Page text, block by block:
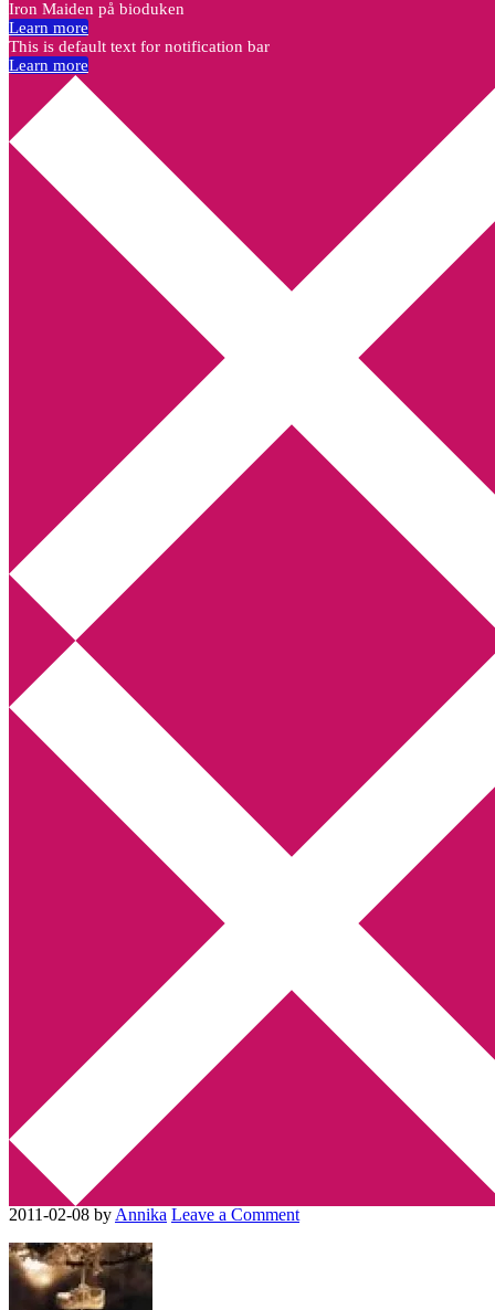
Annikas litteratur- och kulturblogg
Deckare, kriminalromaner, thrillers
Hem
Boktolva
Författarfemman
Kontakt
Webbshop Amazon
Utskriftscentralen
Min tv-blogg
You are here:Home B.Wahlström
Recension: Dolda fel och
brister av Elsebeth Egholm
Recension: Dolda fel och
brister av Elsebeth Egholm
2011-02-08 by Annika Leave a Comment
Iron Maiden på bioduken
Learn more
This is default text for notification bar
Learn more